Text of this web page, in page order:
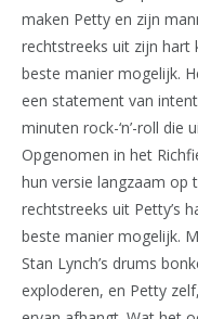
maken Petty en zijn
rechtstreeks uit zijn
beste manier mogelijk.
een statement van
minuten rock-‘n’-roll
Opgenomen in het
hun versie langzaam
rechtstreeks uit Petty’s
beste manier mogelijk.
Stan Lynch’s drums
exploderen, en Petty